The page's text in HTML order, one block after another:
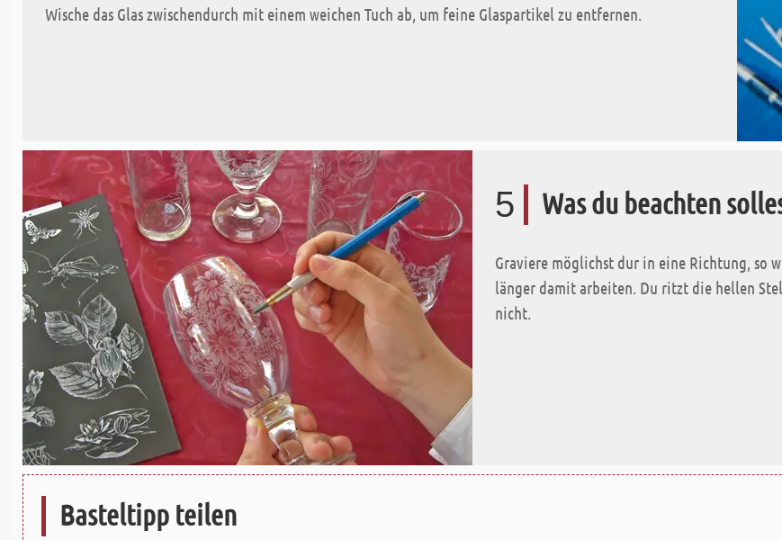
Wische das Glas zwischendurch mit einem weichen Tuch ab, um feine Glaspartikel zu entfernen.
5 Was du beachten
Graviere möglichst dur in eine Richtung, so
länger damit arbeiten. Du ritzt die hellen
nicht.
Basteltipp teilen